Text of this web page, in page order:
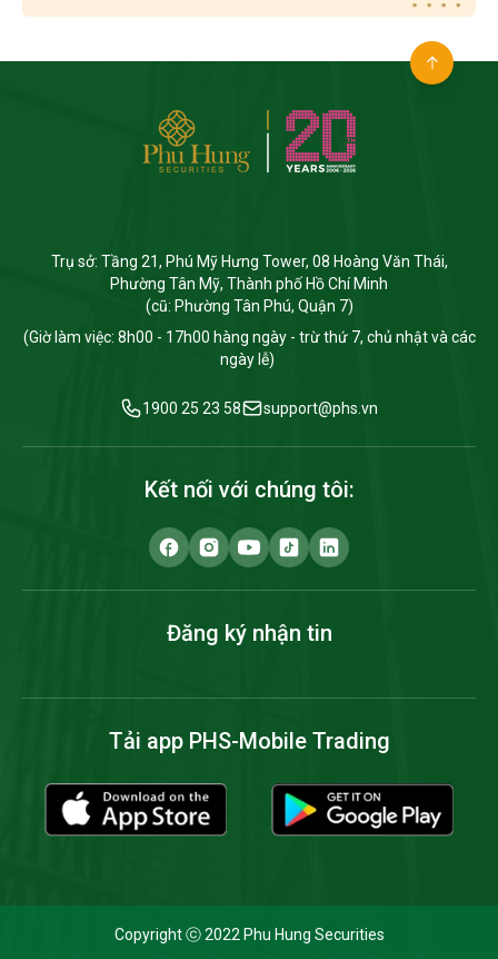
Trụ sở: Tầng 21, Phú Mỹ Hưng Tower, 08 Hoàng Văn Thái,
Phường Tân Mỹ, Thành phố Hồ Chí Minh
(cũ: Phường Tân Phú, Quận 7)
(Giờ làm việc: 8h00 - 17h00 hàng ngày - trừ thứ 7, chủ nhật và các
ngày lễ)
1900 25 23 58 support@phs.vn
Kết nối với chúng tôi:
Đăng ký nhận tin
Tải app PHS-Mobile Trading
Copyright ⓒ 2022 Phu Hung Securities